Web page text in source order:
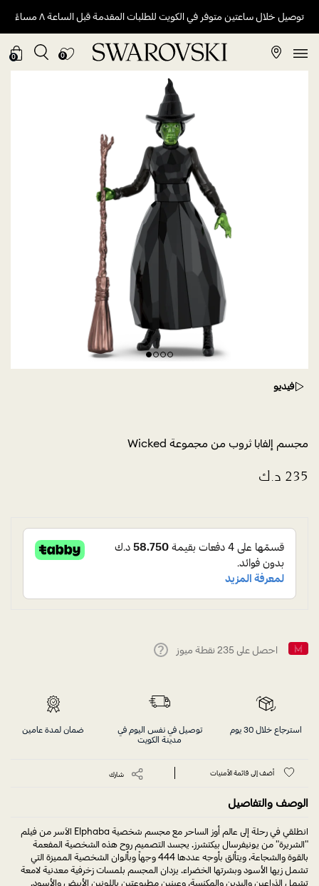
توصيل خلال ساعتين متوفر في الكويت للطلبات المقدمة قبل الساعة ٨ مساءً
0
0
فيديو
مجسم إلفابا ثروب من مجموعة Wicked
احصل على 235 نقطة ميوز
استرجاع خلال 30 يوم
توصيل في نفس اليوم في
مدينة الكويت
ضمان لمدة عامين
أضف إلى قائمة الأمنيات شارك
الوصف والتفاصيل
انطلقي في رحلة إلى عالم أوز الساحر مع مجسم شخصية Elphaba الآسر من فيلم
"الشريرة" من يونيفرسال بيكتشرز. يجسد التصميم روح هذه الشخصية المفعمة
بالقوة والشجاعة، ويتألق بأوجه عددها 444 وجهاً وبألوان الشخصية المميزة التي
تشمل زيها الأسود وبشرتها الخضراء. يزدان المجسم بلمسات زخرفية معدنية لامعة
تشمل الذراعين واليدين والمكنسة، وعينين مطبوعتين باللونين الأبيض والأسود.